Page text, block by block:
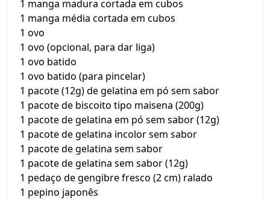
1 manga madura cortada em cubos
1 manga média cortada em cubos
1 ovo
1 ovo (opcional, para dar liga)
1 ovo batido
1 ovo batido (para pincelar)
1 pacote (12g) de gelatina em pó sem sabor
1 pacote de biscoito tipo maisena (200g)
1 pacote de gelatina em pó sem sabor (12g)
1 pacote de gelatina incolor sem sabor
1 pacote de gelatina sem sabor
1 pacote de gelatina sem sabor (12g)
1 pedaço de gengibre fresco (2 cm) ralado
1 pepino japonês